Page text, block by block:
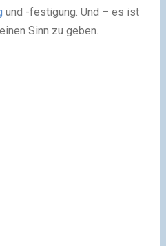
und -festigung. Und – es ist
Sinn zu geben.